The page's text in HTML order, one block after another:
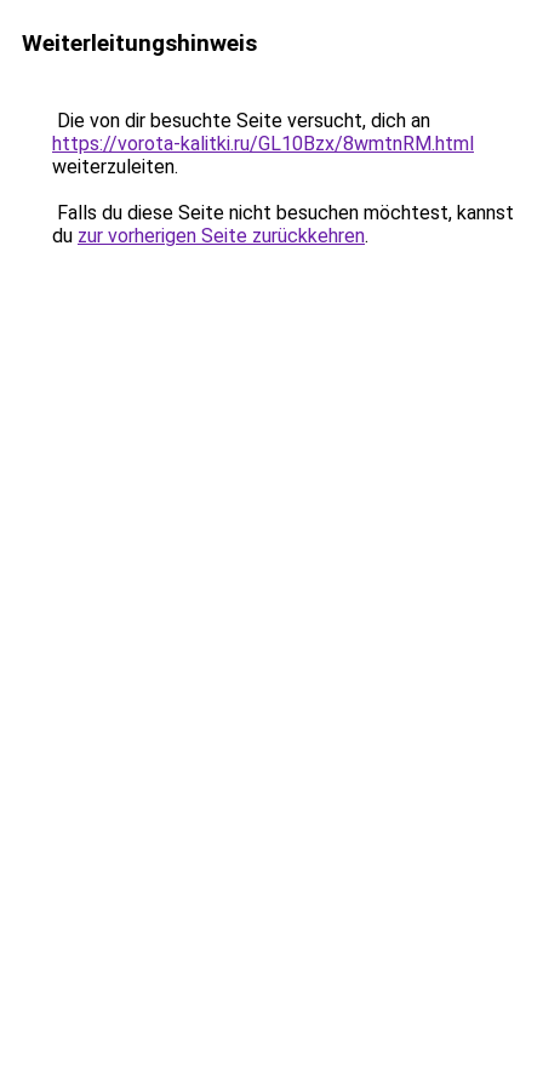
Weiterleitungshinweis
Die von dir besuchte Seite versucht, dich an
https://vorota-kalitki.ru/GL10Bzx/8wmtnRM.html
weiterzuleiten.
Falls du diese Seite nicht besuchen möchtest, kannst
du zur vorherigen Seite zurückkehren.